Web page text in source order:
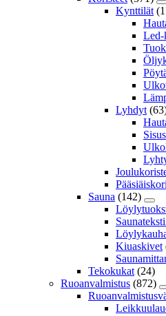
Kynttilät
Lyhdyt
Sauna (142)
Kiuaskivet
Tekokukat (24)
Ruoanvalmistus (872)